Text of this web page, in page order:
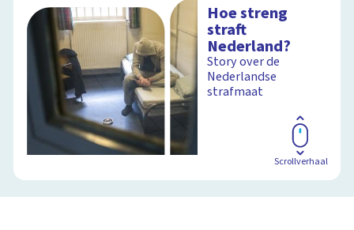
Hoe streng
straft
Nederland?
Story over de
Nederlandse
strafmaat
Scrollverhaal